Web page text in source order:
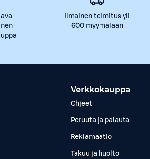
Ilmainen toimitus yli
600 myymälään
Verkkokauppa
Ohjeet
Peruuta ja palauta
Reklamaatio
Takuu ja huolto